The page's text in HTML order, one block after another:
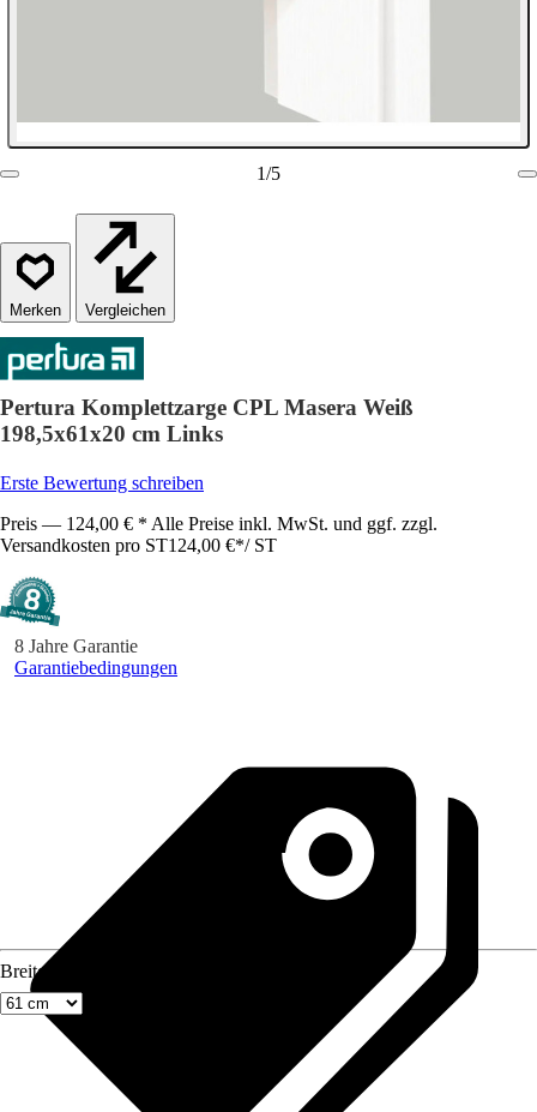
1/5
Vergleichen
Pertura Komplettzarge CPL Masera Weiß
198,5x61x20 cm Links
Erste Bewertung schreiben
Preis — 124,00 € * Alle Preise inkl. MwSt. und ggf. zzgl.
Versandkosten pro ST124,00 €*/ ST
8 Jahre Garantie
Garantiebedingungen
Breite